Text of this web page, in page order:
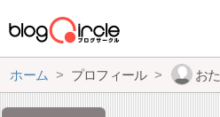
ホーム プロフィール おた